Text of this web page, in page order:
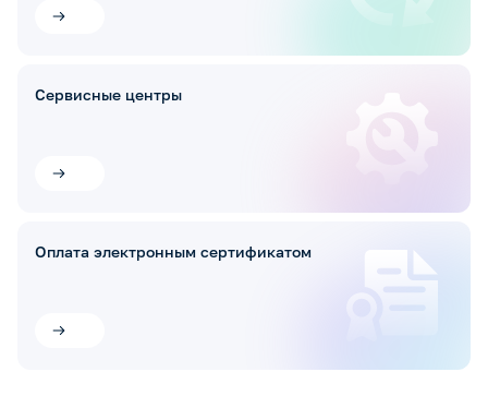
Сервисные центры
Оплата электронным сертификатом